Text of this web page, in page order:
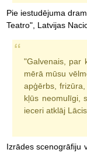
Pie iestudējuma
Teatro", Latvijas
"Galvenais, par
mērā mūsu
apģērbs,
kļūs neomulīgi,
ieceri atklāj Lācis.
Izrādes scenogrāfiju